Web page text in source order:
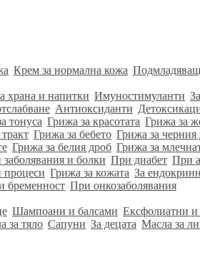
Крем за нормална кожа
храна и напитки Имуностимуланти
Антиоксиданти
тонуса Грижа за красотата Грижа за
Грижа за бебето Грижа за черния
Грижа за белия дроб Грижа за
и болки При диабет При
процеси Грижа за кожата За
бременност При онкозаболявания
Шампоани и балсами Ексфолиатни
за тяло Сапуни За децата Масла за